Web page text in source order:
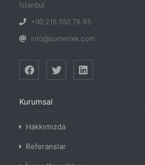
İstanbul
+90 216 550 78 85
info@sumertek.com
Kurumsal
Hakkımızda
Referanslar